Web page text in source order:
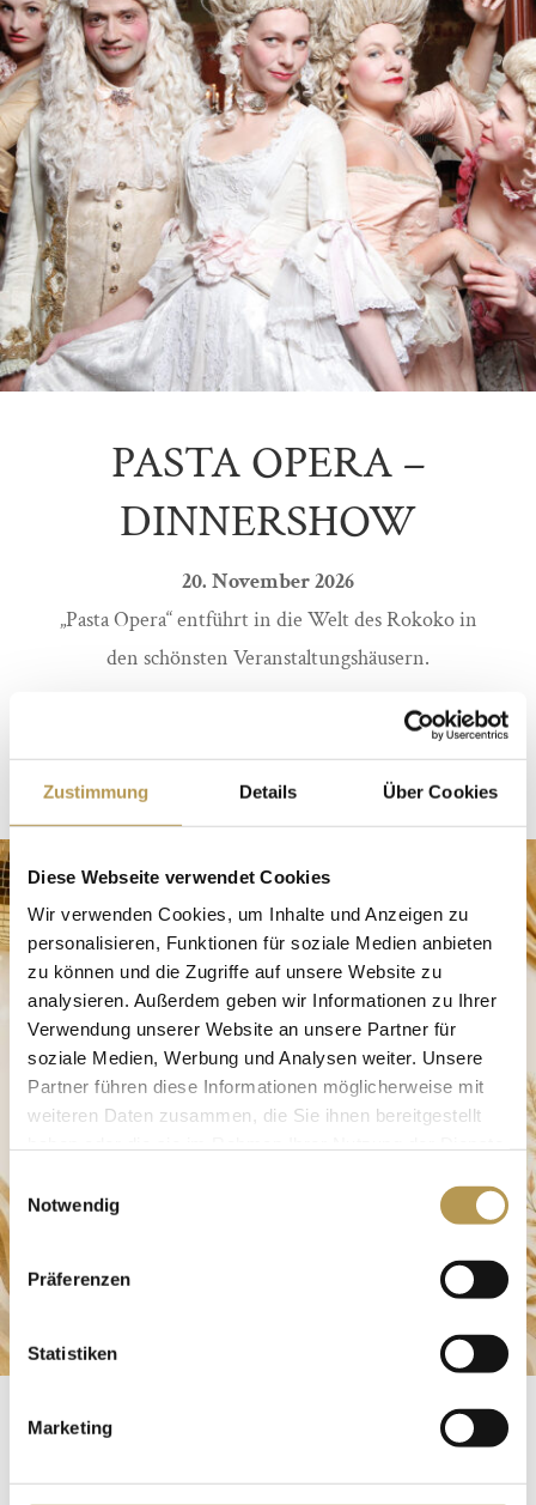
Zustimmung Details Über Cookies
Diese Webseite verwendet Cookies
Wir verwenden Cookies, um Inhalte und Anzeigen zu
personalisieren, Funktionen für soziale Medien anbieten
zu können und die Zugriffe auf unsere Website zu
analysieren. Außerdem geben wir Informationen zu Ihrer
Verwendung unserer Website an unsere Partner für
soziale Medien, Werbung und Analysen weiter. Unsere
Partner führen diese Informationen möglicherweise mit
weiteren Daten zusammen, die Sie ihnen bereitgestellt
Notwendig
Präferenzen
Statistiken
Marketing
PASTA OPERA –
DINNERSHOW
20. November 2026
„Pasta Opera“ entführt in die Welt des Rokoko in
den schönsten Veranstaltungshäusern.
DAS PERFEKTE ABBA